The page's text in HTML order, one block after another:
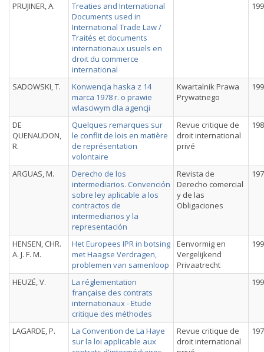
PRUJINER, A.
Treaties and International
Documents used in
International Trade Law /
Traités et documents
internationaux usuels en
droit du commerce
international
SADOWSKI, T.
Konwencja haska z 14
marca 1978 r. o prawie
wlasciwym dla agencji
Kwartalnik Prawa
Prywatnego
DE
QUENAUDON,
R.
Quelques remarques sur
le conflit de lois en matière
de représentation
volontaire
Revue critique de
droit international
privé
ARGUAS, M.
Derecho de los
intermediarios. Convención
sobre ley aplicable a los
contractos de
intermediarios y la
representación
Revista de
Derecho comercial
y de las
Obligaciones
HENSEN, CHR.
A. J. F. M.
Het Europees IPR in botsing
met Haagse Verdragen,
problemen van samenloop
Eenvormig en
Vergelijkend
Privaatrecht
HEUZÉ, V.
La réglementation
française des contrats
internationaux - Etude
critique des méthodes
LAGARDE, P.
La Convention de La Haye
sur la loi applicable aux
Revue critique de
droit international